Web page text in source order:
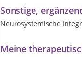
Sonstige,
Neurosystemische
Meine